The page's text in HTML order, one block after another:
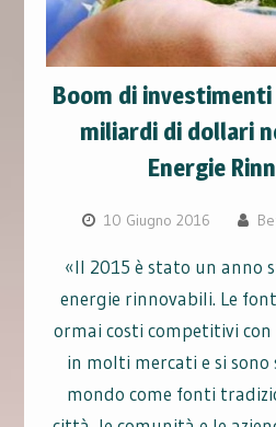
Boom di
miliardi di dollari
Energie
10 Giugno 2016
«Il 2015 è stato un anno
energie rinnovabili. Le
ormai costi competitivi
in molti mercati e si
mondo come fonti